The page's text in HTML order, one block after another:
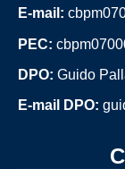
E-mail:
PEC:
DPO: Guido
E-mail DPO: